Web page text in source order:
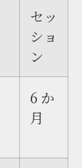
セッ
ショ
ン
6 か
月